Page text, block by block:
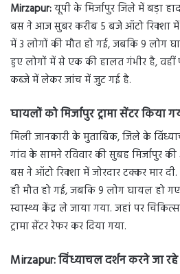
Mirzapur:यूपी के मिर्जापुर जिले में बड़ा
बस ने आज सुबर करीब 5 बजे ऑटो रिक्शा में
में 3 लोगों की मौत हो गई, जबकि 9 लोग
हुए लोगों में से एक की हालत गंभीर है,
कब्जे में लेकर जांच में जुट गई है.
घायलों को मिर्जापुर ट्रामा सेंटर किया
मिली जानकारी के मुताबिक, जिले के
गांव के सामने रविवार की सुबह मिर्जापुर की
बस ने ऑटो रिक्शा में जोरदार टक्कर मार
ही मौत हो गई, जबकि 9 लोग घायल हो
स्वास्थ्य केंद्र ले जाया गया. जहां पर
ट्रामा सेंटर रेफर कर दिया गया.
Mirzapur:विंध्याचल दर्शन करने जा